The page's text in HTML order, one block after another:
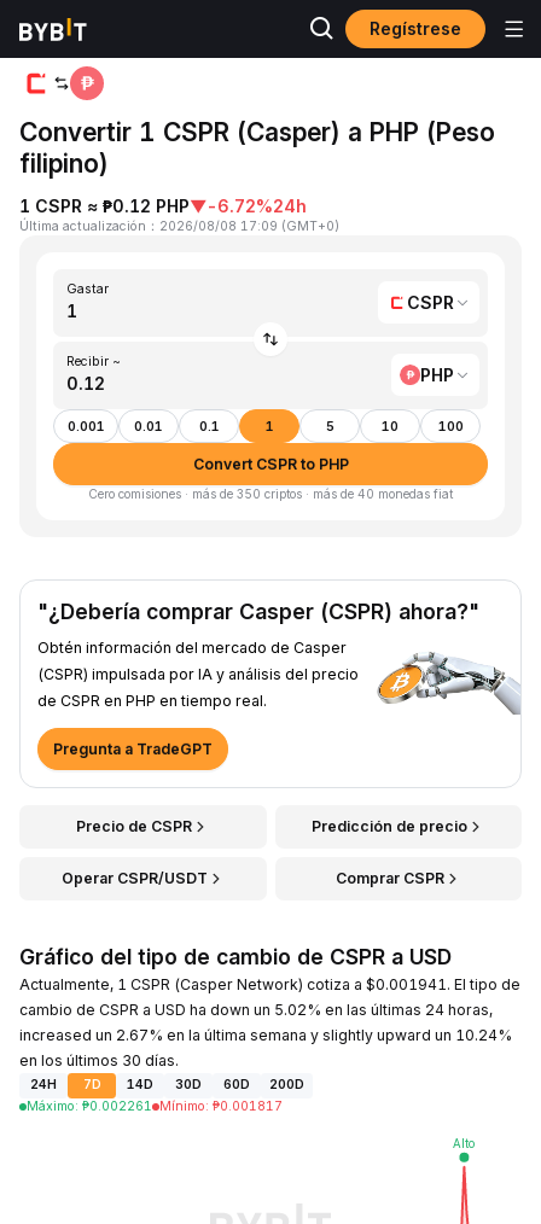
Regístrese
Inicio CSPR to PHP
Convertir 1 CSPR (Casper) a PHP (Peso
filipino)
1 CSPR ≈ ₱0.12 PHP▼-6.72%24h
Última actualización ： 2026/08/08 17:09 (GMT+0)
Gastar
CSPR
Recibir ~
PHP
0.001 0.01 0.1 1 5 10 100
Convert CSPR to PHP
Cero comisiones · más de 350 criptos · más de 40 monedas fiat
"¿Debería comprar Casper (CSPR) ahora?"
Obtén información del mercado de Casper
(CSPR) impulsada por IA y análisis del precio
de CSPR en PHP en tiempo real.
Pregunta a TradeGPT
Precio de CSPR Predicción de precio
Operar CSPR/USDT Comprar CSPR
Gráfico del tipo de cambio de CSPR a USD
Actualmente, 1 CSPR (Casper Network) cotiza a $0.001941. El tipo de
cambio de CSPR a USD ha down un 5.02% en las últimas 24 horas,
increased un 2.67% en la última semana y slightly upward un 10.24%
en los últimos 30 días.
24H 7D 14D 30D 60D
200D
Máximo: ₱0.002261 Mínimo: ₱0.001817